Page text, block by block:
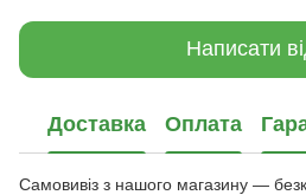
Написати
Доставка Оплата
Самовивіз з нашого магазину —